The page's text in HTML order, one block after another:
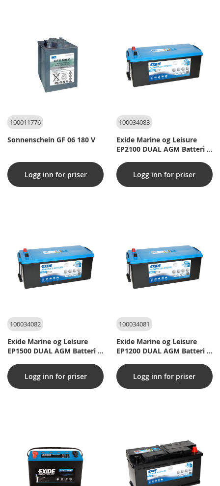
100011776
Sonnenschein GF 06 180 V
Logg inn for priser
100034083
Exide Marine og Leisure
EP2100 DUAL AGM Batteri -
Logg inn for priser
100034082
Exide Marine og Leisure
EP1500 DUAL AGM Batteri -
Logg inn for priser
100034081
Exide Marine og Leisure
EP1200 DUAL AGM Batteri -
Logg inn for priser